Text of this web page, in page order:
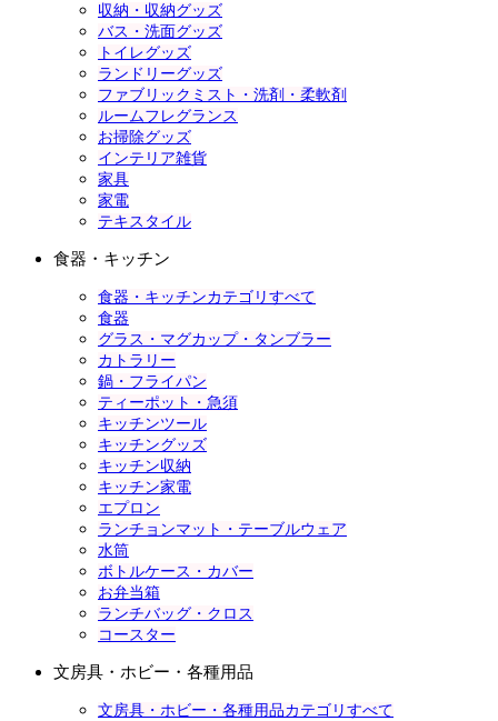
収納・収納グッズ
バス・洗面グッズ
トイレグッズ
ランドリーグッズ
ファブリックミスト・洗剤・柔軟剤
ルームフレグランス
お掃除グッズ
インテリア雑貨
家具
家電
テキスタイル
食器・キッチン
食器・キッチンカテゴリすべて
食器
グラス・マグカップ・タンブラー
カトラリー
鍋・フライパン
ティーポット・急須
キッチンツール
キッチングッズ
キッチン収納
キッチン家電
エプロン
ランチョンマット・テーブルウェア
水筒
ボトルケース・カバー
お弁当箱
ランチバッグ・クロス
コースター
文房具・ホビー・各種用品
文房具・ホビー・各種用品カテゴリすべて